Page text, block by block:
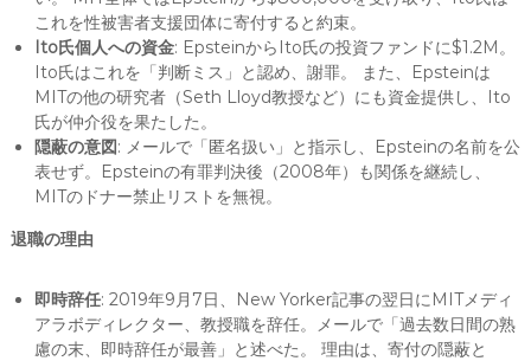
これを性被害者支援団体に寄付すると約束。
Ito氏個人への資金: EpsteinからIto氏の投資ファンドに$1.2M。
Ito氏はこれを「判断ミス」と認め、謝罪。 また、Epsteinは
MITの他の研究者（Seth Lloyd教授など）にも資金提供し、Ito
氏が仲介役を果たした。
隠蔽の意図: メールで「匿名扱い」と指示し、Epsteinの名前を公
表せず。Epsteinの有罪判決後（2008年）も関係を継続し、
MITのドナー禁止リストを無視。
退職の理由
即時辞任: 2019年9月7日、New Yorker記事の翌日にMITメディ
アラボディレクター、教授職を辞任。メールで「過去数日間の熟
慮の末、即時辞任が最善」と述べた。 理由は、寄付の隠蔽と